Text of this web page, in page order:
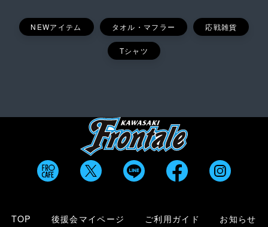
NEWアイテム タオル・マフラー 応戦雑貨
Tシャツ
TOP 後援会マイページ ご利用ガイド お知らせ